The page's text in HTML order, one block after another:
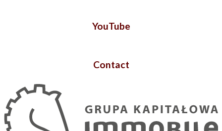
YouTube
Contact